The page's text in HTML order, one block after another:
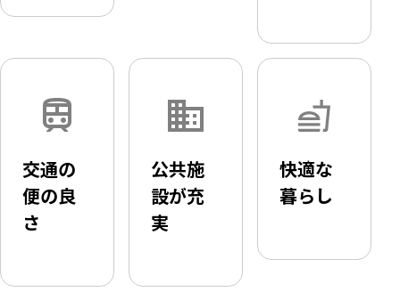
交通の
便の良
さ
公共施
設が充
実
快適な
暮らし